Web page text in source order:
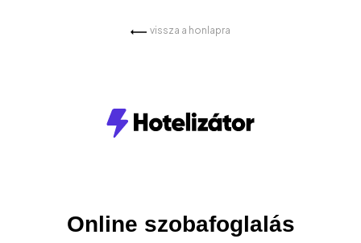
vissza a honlapra
Online szobafoglalás